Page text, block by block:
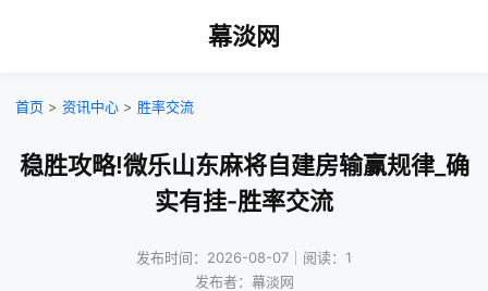
幕淡网
首页 > 资讯中心 > 胜率交流
稳胜攻略!微乐山东麻将自建房输赢规律_确
实有挂-胜率交流
发布时间：2026-08-07｜阅读：1
发布者：幕淡网